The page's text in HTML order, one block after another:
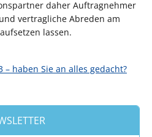
daher Auftragnehmer
vertragliche Abreden am
lassen.
haben Sie an alles gedacht?